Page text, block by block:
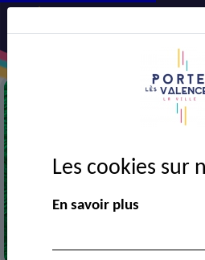
Les cookies sur
En savoir plus